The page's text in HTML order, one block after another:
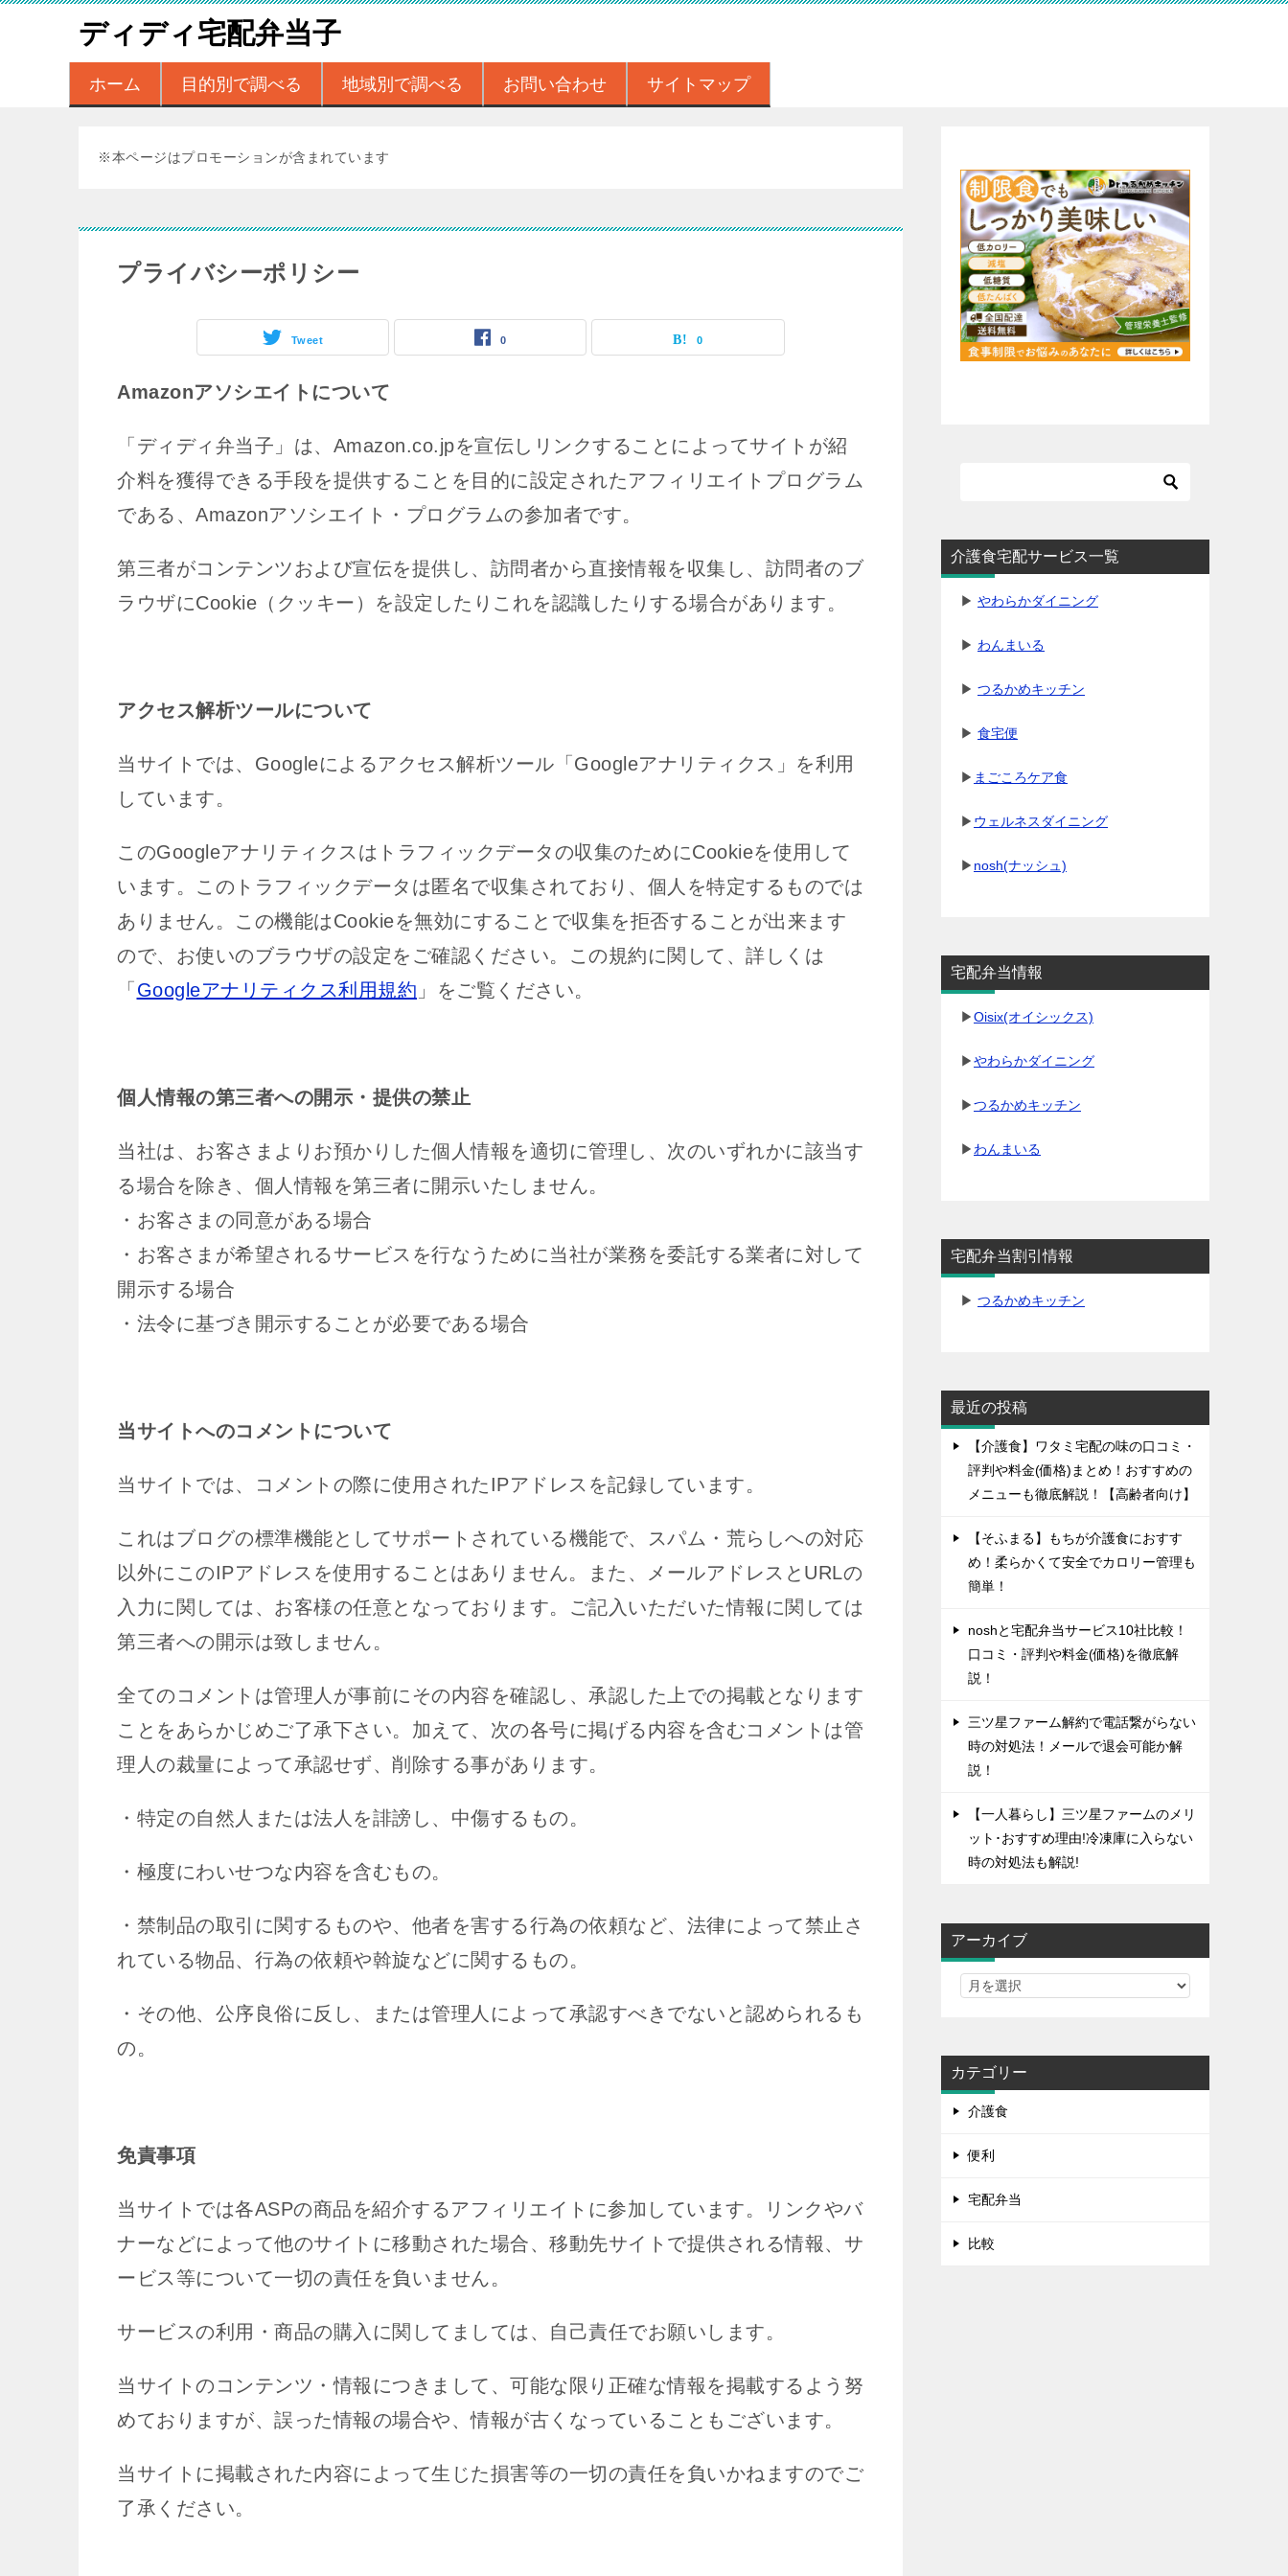
ディディ宅配弁当子
ホーム 目的別で調べる 地域別で調べる お問い合わせ サイトマップ
※本ページはプロモーションが含まれています
プライバシーポリシー
Tweet 0 0
Amazonアソシエイトについて
「ディディ弁当子」は、Amazon.co.jpを宣伝しリンクすることによってサイトが紹
介料を獲得できる手段を提供することを目的に設定されたアフィリエイトプログラム
である、Amazonアソシエイト・プログラムの参加者です。
第三者がコンテンツおよび宣伝を提供し、訪問者から直接情報を収集し、訪問者のブ
ラウザにCookie（クッキー）を設定したりこれを認識したりする場合があります。
アクセス解析ツールについて
当サイトでは、Googleによるアクセス解析ツール「Googleアナリティクス」を利用
しています。
このGoogleアナリティクスはトラフィックデータの収集のためにCookieを使用して
います。このトラフィックデータは匿名で収集されており、個人を特定するものでは
ありません。この機能はCookieを無効にすることで収集を拒否することが出来ます
ので、お使いのブラウザの設定をご確認ください。この規約に関して、詳しくは
「 Googleアナリティクス利用規約 」をご覧ください。
個人情報の第三者への開示・提供の禁止
当社は、お客さまよりお預かりした個人情報を適切に管理し、次のいずれかに該当す
る場合を除き、個人情報を第三者に開示いたしません。
・お客さまの同意がある場合
・お客さまが希望されるサービスを行なうために当社が業務を委託する業者に対して
開示する場合
・法令に基づき開示することが必要である場合
当サイトへのコメントについて
当サイトでは、コメントの際に使用されたIPアドレスを記録しています。
これはブログの標準機能としてサポートされている機能で、スパム・荒らしへの対応
以外にこのIPアドレスを使用することはありません。また、メールアドレスとURLの
入力に関しては、お客様の任意となっております。ご記入いただいた情報に関しては
第三者への開示は致しません。
全てのコメントは管理人が事前にその内容を確認し、承認した上での掲載となります
ことをあらかじめご了承下さい。加えて、次の各号に掲げる内容を含むコメントは管
理人の裁量によって承認せず、削除する事があります。
・特定の自然人または法人を誹謗し、中傷するもの。
・極度にわいせつな内容を含むもの。
・禁制品の取引に関するものや、他者を害する行為の依頼など、法律によって禁止さ
れている物品、行為の依頼や斡旋などに関するもの。
・その他、公序良俗に反し、または管理人によって承認すべきでないと認められるも
の。
免責事項
当サイトでは各ASPの商品を紹介するアフィリエイトに参加しています。リンクやバ
ナーなどによって他のサイトに移動された場合、移動先サイトで提供される情報、サ
ービス等について一切の責任を負いません。
サービスの利用・商品の購入に関してましては、自己責任でお願いします。
当サイトのコンテンツ・情報につきまして、可能な限り正確な情報を掲載するよう努
めておりますが、誤った情報の場合や、情報が古くなっていることもございます。
当サイトに掲載された内容によって生じた損害等の一切の責任を負いかねますのでご
了承ください。
介護食宅配サービス一覧
▶ やわらかダイニング
▶ わんまいる
▶ つるかめキッチン
▶ 食宅便
▶ まごころケア食
▶ ウェルネスダイニング
▶ nosh(ナッシュ)
宅配弁当情報
▶Oisix(オイシックス)
▶やわらかダイニング
▶つるかめキッチン
▶ わんまいる
宅配弁当割引情報
▶ つるかめキッチン
最近の投稿
【介護食】ワタミ宅配の味の口コミ・
評判や料金(価格)まとめ！おすすめの
メニューも徹底解説！【高齢者向け】
【そふまる】もちが介護食におすす
め！柔らかくて安全でカロリー管理も
簡単！
noshと宅配弁当サービス10社比較！
口コミ・評判や料金(価格)を徹底解
説！
三ツ星ファーム解約で電話繋がらない
時の対処法！メールで退会可能か解
説！
【一人暮らし】三ツ星ファームのメリ
ット･おすすめ理由!冷凍庫に入らない
時の対処法も解説!
アーカイブ
カテゴリー
介護食
便利
宅配弁当
比較